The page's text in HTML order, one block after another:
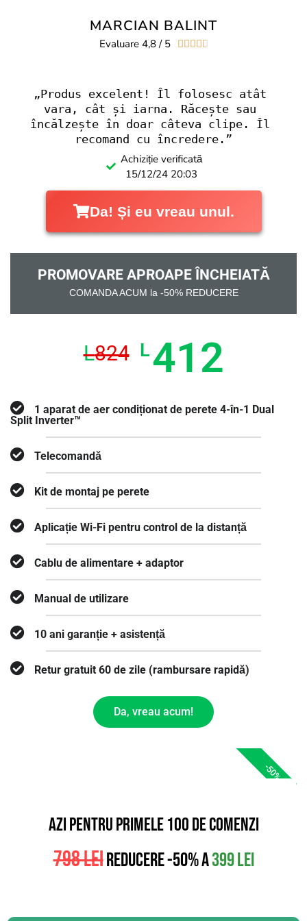
MARCIAN BALINT
Evaluare 4,8 / 5 
„Produs excelent! Îl folosesc atât
vara, cât și iarna. Răcește sau
încălzește în doar câteva clipe. Îl
recomand cu încredere.”
Achiziție verificată
15/12/24 20:03
Da! Și eu vreau unul.
PROMOVARE APROAPE ÎNCHEIATĂ
COMANDA ACUM la -50% REDUCERE
L824 L412
1 aparat de aer condiționat de perete 4-în-1 Dual
Split Inverter™
Telecomandă
Kit de montaj pe perete
Aplicație Wi-Fi pentru control de la distanță
Cablu de alimentare + adaptor
Manual de utilizare
10 ani garanție + asistență
Retur gratuit 60 de zile (rambursare rapidă)
Da, vreau acum!
-50%
AZI PENTRU PRIMELE 100 DE COMENZI
798 leiREDUCERE -50% A399 lei